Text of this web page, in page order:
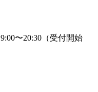
〜20:30（受付開始